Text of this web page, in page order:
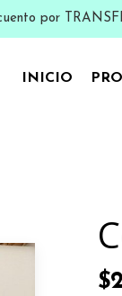
por
INICIO